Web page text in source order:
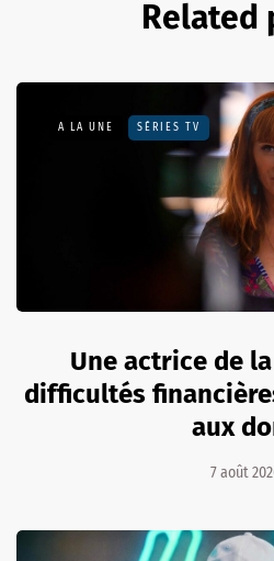
Related
A LA UNE SÉRIES TV
Une actrice de
difficultés
aux
7 août